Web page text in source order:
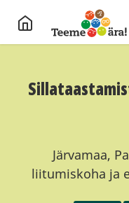
Järvamaa,
liitumiskoha ja